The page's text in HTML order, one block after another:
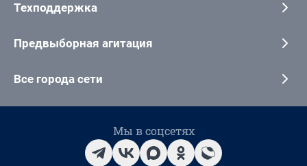
Техподдержка
Предвыборная агитация
Все города сети
Мы в соцсетях